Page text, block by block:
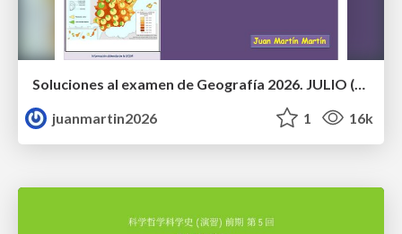
juanmartin2026
1 16k